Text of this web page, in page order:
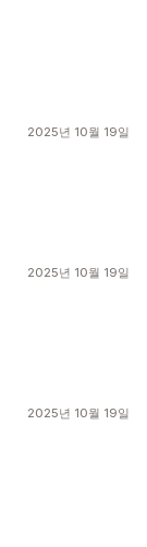
2025년 10월 19일
2025년 10월 19일
2025년 10월 19일